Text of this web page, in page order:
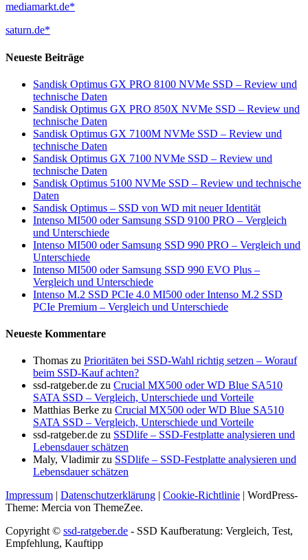
mediamarkt.de*
saturn.de*
Neueste Beiträge
Sandisk Optimus GX PRO 8100 NVMe SSD – Review und
technische Daten
Sandisk Optimus GX PRO 850X NVMe SSD – Review und
technische Daten
Sandisk Optimus GX 7100M NVMe SSD – Review und
technische Daten
Sandisk Optimus GX 7100 NVMe SSD – Review und
technische Daten
Sandisk Optimus 5100 NVMe SSD – Review und technische
Daten
Sandisk Optimus – SSD von WD mit neuer Identität
Intenso MI500 oder Samsung SSD 9100 PRO – Vergleich
und Unterschiede
Intenso MI500 oder Samsung SSD 990 PRO – Vergleich und
Unterschiede
Intenso MI500 oder Samsung SSD 990 EVO Plus –
Vergleich und Unterschiede
Intenso M.2 SSD PCIe 4.0 MI500 oder Intenso M.2 SSD
PCIe Premium – Vergleich und Unterschiede
Neueste Kommentare
Thomas zu Prioritäten bei SSD-Wahl richtig setzen – Worauf
beim SSD-Kauf achten?
ssd-ratgeber.de zu Crucial MX500 oder WD Blue SA510
SATA SSD – Vergleich, Unterschiede und Vorteile
Matthias Berke zu Crucial MX500 oder WD Blue SA510
SATA SSD – Vergleich, Unterschiede und Vorteile
ssd-ratgeber.de zu SSDlife – SSD-Festplatte analysieren und
Lebensdauer schätzen
Maly, Vladimirzu SSDlife – SSD-Festplatte analysieren und
Lebensdauer schätzen
Impressum | Datenschutzerklärung | Cookie-Richtlinie | WordPress-
Theme: Mercia von ThemeZee.
Copyright © ssd-ratgeber.de - SSD Kaufberatung: Vergleich, Test,
Empfehlung, Kauftipp